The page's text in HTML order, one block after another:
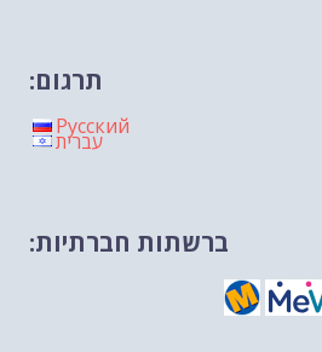
תרגום:
Русский
עברית
ברשתות חברתיות: